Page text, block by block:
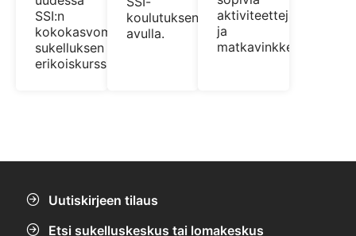
SSI:n
kokokasvomaski-
sukelluksen
erikoiskurssissa.
koulutuksen
avulla.
aktiviteetteja
ja
matkavinkkejä.
Uutiskirjeen tilaus
Etsi sukelluskeskus tai lomakeskus